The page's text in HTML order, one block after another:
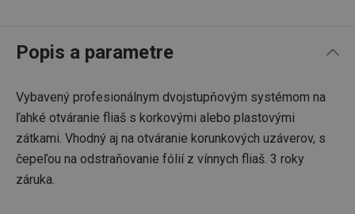
Popis a parametre
Vybavený profesionálnym dvojstupňovým systémom na
ľahké otváranie fliaš s korkovými alebo plastovými
zátkami. Vhodný aj na otváranie korunkových uzáverov, s
čepeľou na odstraňovanie fólií z vínnych fliaš. 3 roky
záruka.